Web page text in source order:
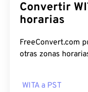
Convertir
horarias
FreeConvert.com
otras zonas
WITA a PST